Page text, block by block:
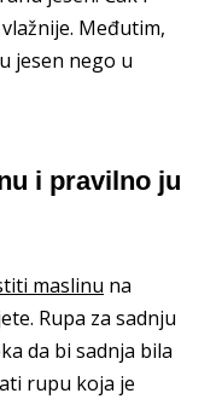
Međutim,
jesen nego u
i pravilno ju
maslinu na
Rupa za sadnju
da bi sadnja bila
rupu koja je